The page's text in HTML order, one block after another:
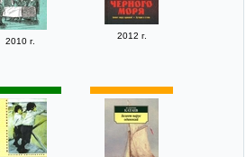
2010 г.
2012 г.